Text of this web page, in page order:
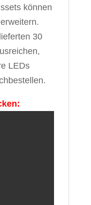
können
30
LEDs